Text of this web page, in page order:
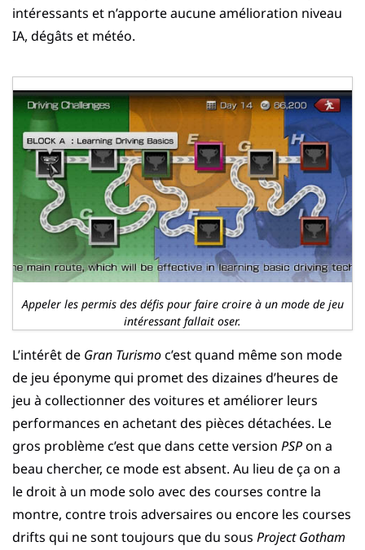
intéressants et n’apporte aucune amélioration niveau
IA, dégâts et météo.
Appeler les permis des défis pour faire croire à un mode de jeu
intéressant fallait oser.
L’intérêt de Gran Turismoc’est quand même son mode
de jeu éponyme qui promet des dizaines d’heures de
jeu à collectionner des voitures et améliorer leurs
performances en achetant des pièces détachées. Le
gros problème c’est que dans cette version PSPon a
beau chercher, ce mode est absent. Au lieu de ça on a
le droit à un mode solo avec des courses contre la
montre, contre trois adversaires ou encore les courses
drifts qui ne sont toujours que du sous Project Gotham